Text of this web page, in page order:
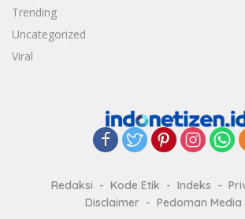
Trending
Uncategorized
Viral
Redaksi Kode Etik Indeks
Disclaimer
Pedoman Media